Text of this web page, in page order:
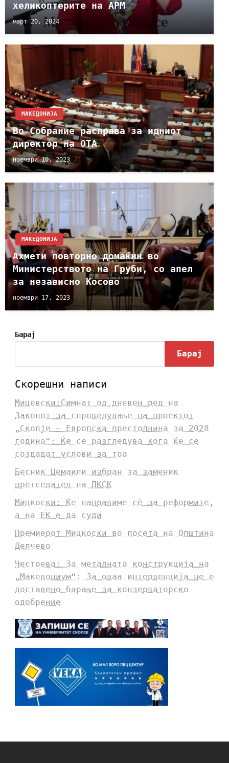
хеликоптерите на АРМ
март 20, 2024
МАКЕДОНИЈА
Во Собрание расправа за идниот
директор на ОТА
ноември 10, 2023
МАКЕДОНИЈА
Ахмети повторно домаќин во
Министерството на Груби, со апел
за независно Косово
ноември 17, 2023
Барај
Барај
Скорешни написи
Мицевски:Симнат од дневен ред на
Законот за спроведување на проектот
„Скопје – Европска престолнина за 2028
година“: Ќе се разгледува кога ќе се
создадат услови за тоа
Бесник Џемаили избран за заменик
претседател на ДКСК
Мицкоски: Ќе направиме сè за реформите,
а на ЕК е да суди
Премиерот Мицкоски во посета на Општина
Делчево
Честоева: За металната конструкција на
„Македониум“: За оваа интервенција не е
доставено барање за конзерваторско
одобрение